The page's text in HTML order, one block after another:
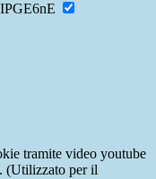
tramite video youtube
(Utilizzato per il